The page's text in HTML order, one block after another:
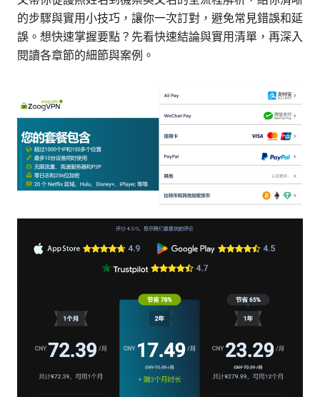
的步驟與實用小技巧，讓你一次訂對，避免常見錯誤和延
誤。想快速掌握要點？先看快速結論與實用清單，再深入
閱讀各章節的細節與案例。